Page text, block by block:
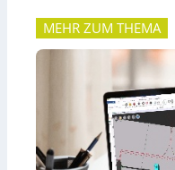
MEHR ZUM THEMA